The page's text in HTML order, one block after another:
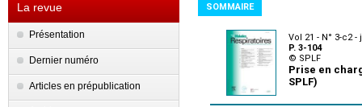
La revue
Présentation
Dernier numéro
Articles en prépublication
SOMMAIRE
Vol 21 - N° 3-c2 -
P. 3-104
© SPLF
Prise en
SPLF)